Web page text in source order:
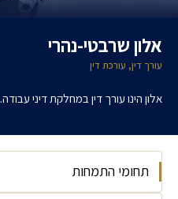
אלון שרבטי-נהרי
עורך דין, עורכת דין
אלון הינו עורך דין במחלקת דיני עבודה.
תחומי התמחות